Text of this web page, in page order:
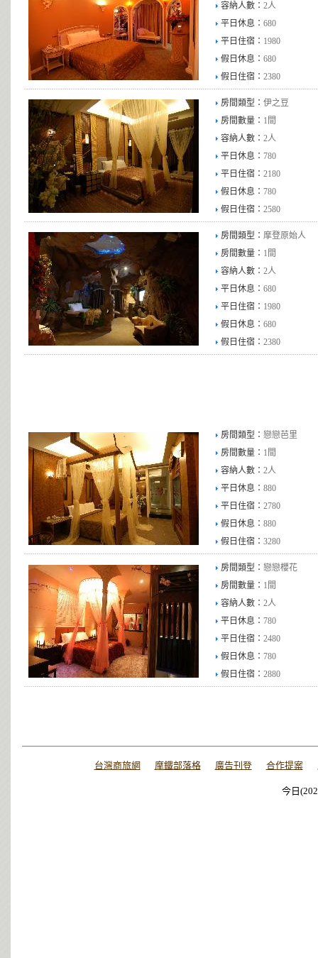
容納人數： 2人
平日休息： 680
平日住宿： 1980
假日休息： 680
假日住宿： 2380
房間類型： 伊之豆
房間數量： 1間
容納人數： 2人
平日休息： 780
平日住宿： 2180
假日休息： 780
假日住宿： 2580
房間類型： 摩登原始人
房間數量： 1間
容納人數： 2人
平日休息： 680
平日住宿： 1980
假日休息： 680
假日住宿： 2380
房間類型： 戀戀芭里
房間數量： 1間
容納人數： 2人
平日休息： 880
平日住宿： 2780
假日休息： 880
假日住宿： 3280
房間類型： 戀戀櫻花
房間數量： 1間
容納人數： 2人
平日休息： 780
平日住宿： 2480
假日休息： 780
假日住宿： 2880
台灣商旅網 摩鐵部落格 廣告刊登 合作提案
今日